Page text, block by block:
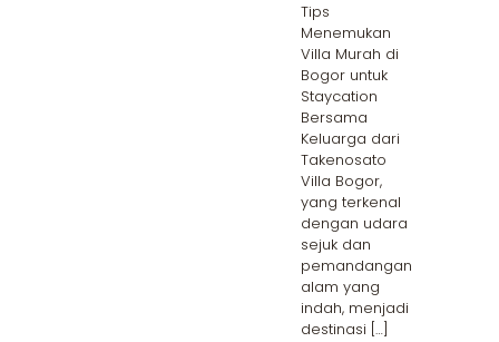
Tips
Menemukan
Villa Murah di
Bogor untuk
Staycation
Bersama
Keluarga dari
Takenosato
Villa Bogor,
yang terkenal
dengan udara
sejuk dan
pemandangan
alam yang
indah, menjadi
destinasi […]